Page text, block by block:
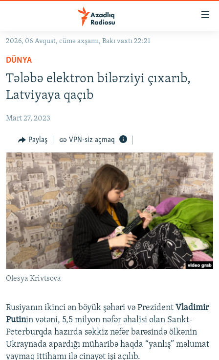
Əsas
qayıt
Əsas
naviqasiyaya
qayıt
#İZAHLA
#ƏSLINDƏ
FƏRQƏ BAX
QANUNI DOĞRU
ARAŞDIRMA
MULTIMEDIA
VIDEO
FOTOQALEREYA
İNFOQRAFIKA
KARIKATURA
RADIO ARXIV
OXU ZALI
AZƏRBAYCAN ƏDƏBIYYATI KITABXANASI
İSLAM VƏ DEMOKRATIYA
İZ - MƏDƏNIYYƏT PROQRAMI
HAQQIMIZDA
MISSIYAMIZ
PEŞƏ ETIKASI VƏ JURNALISTIKA STANDARTLARIMIZ
MATERIALLARIMIZDAN ISTIFADƏ
AZADLIQRADIOSU MOBIL TELEFONUNUZDA
XƏBƏR BÜLLETENLƏRIMIZ
BIZI IZLƏ
RFE/RL-in bütün saytları
2026, 06 Avqust, cümə axşamı, Bakı vaxtı 22:21
DÜNYA
Tələbə elektron bilərziyi çıxarıb,
Latviyaya qaçıb
Mart 27, 2023
Paylaş VPN-siz açmaq
Olesya Krivtsova
Rusiyanın ikinci ən böyük şəhəri və Prezident Vladimir
Putinin vətəni, 5,5 milyon nəfər əhalisi olan Sankt-
Peterburqda hazırda səkkiz nəfər barəsində ölkənin
Ukraynada apardığı müharibə haqda “yanlış” məlumat
yaymaq ittihamı ilə cinayət işi açılıb.